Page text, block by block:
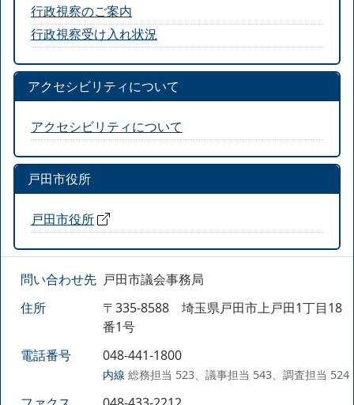
行政視察のご案内
行政視察受け入れ状況
アクセシビリティについて
アクセシビリティについて
戸田市役所
戸田市役所
問い合わせ先 戸田市議会事務局
住所
〒335-8588 埼玉県戸田市上戸田1丁目18
番1号
電話番号
048-441-1800
内線 総務担当 523、議事担当 543、調査担当 524